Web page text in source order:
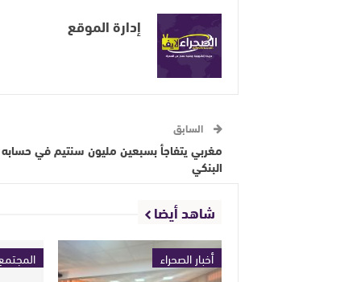
إدارة الموقع
السابق
مغربي يتفاجأ بسبعين مليون سنتيم في حسابه
البنكي
شاهد أيضا
أخبار الصحراء